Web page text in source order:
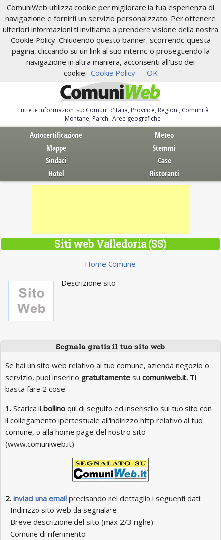
ComuniWeb utilizza cookie per migliorare la tua esperienza di
navigazione e fornirti un servizio personalizzato. Per ottenere
ulteriori informazioni ti invitiamo a prendere visione della nostra
Cookie Policy. Chiudendo questo banner, scorrendo questa
pagina, cliccando su un link al suo interno o proseguendo la
navigazione in altra maniera, acconsenti all'uso dei
cookie. Cookie Policy OK
Tutte le informazioni su: Comuni d'Italia, Province, Regioni, Comunità
Montane, Parchi, Aree geografiche
Servizi al Cittadino. Autocertificazione, moduli, leggi, free download
Autocertificazione
Meteo
Mappe
Stemmi
Sindaci
Case
Hotel
Ristoranti
Siti web Valledoria (SS)
Home Comune
Descrizione sito
Segnala gratis il tuo sito web
Se hai un sito web relativo al tuo comune, azienda negozio o
servizio, puoi inserirlo gratuitamentesu comuniweb.it.Ti
basta fare 2 cose:
1.Scarica il bollinoqui di seguito ed inseriscilo sul tuo sito con
il collegamento ipertestuale all'indirizzo http relativo al tuo
comune, o alla home page del nostro sito
(www.comuniweb.it)
2. inviaci una emailprecisando nel dettaglio i seguenti dati:
- Indirizzo sito web da segnalare
- Breve descrizione del sito (max 2/3 righe)
- Comune di riferimento